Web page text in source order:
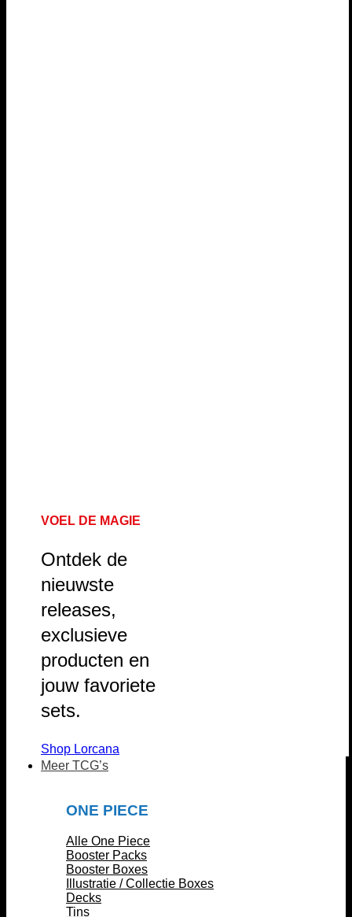
VOEL DE MAGIE
Ontdek de
nieuwste
releases,
exclusieve
producten en
jouw favoriete
sets.
Shop Lorcana
Meer TCG’s
ONE PIECE
Alle One Piece
Booster Packs
Booster Boxes
Illustratie / Collectie Boxes
Decks
Tins